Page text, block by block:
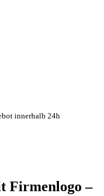
innerhalb 24h
Firmenlogo –